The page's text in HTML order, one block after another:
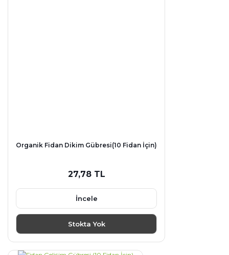
Organik Fidan Dikim Gübresi(10 Fidan İçin)
27,78 TL
İncele
Stokta Yok